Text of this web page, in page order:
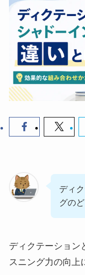
ディ
グの
ディクテーション
スニング力の向上